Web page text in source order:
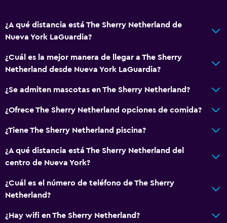
Reproductor de CD
TV
Reproductor de DVD
Gorro de baño
Secador de pelo
Cepillo de dientes
¿A qué distancia está The Sherry Netherland de
Nueva York LaGuardia?
¿Cuál es la mejor manera de llegar a The Sherry
Netherland desde Nueva York LaGuardia?
¿Se admiten mascotas en The Sherry Netherland?
¿Ofrece The Sherry Netherland opciones de comida?
¿Tiene The Sherry Netherland piscina?
¿A qué distancia está The Sherry Netherland del
centro de Nueva York?
¿Cuál es el número de teléfono de The Sherry
Netherland?
¿Hay wifi en The Sherry Netherland?